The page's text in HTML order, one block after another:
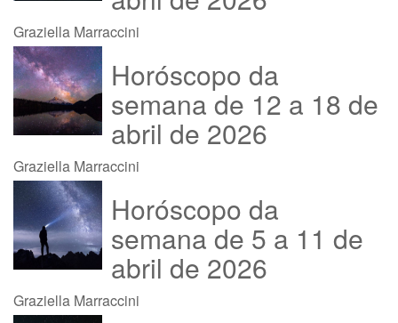
Graziella Marraccini
Horóscopo da
semana de 12 a 18 de
abril de 2026
Graziella Marraccini
Horóscopo da
semana de 5 a 11 de
abril de 2026
Graziella Marraccini